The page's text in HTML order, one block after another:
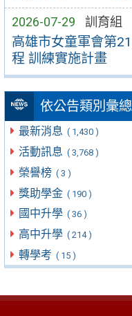
2026-07-29 訓育組
高雄市女童軍會第
程 訓練實施計畫
依公告類別彙總
最新消息 ( 1,430 )
活動訊息 ( 3,768 )
榮譽榜 ( 3 )
獎助學金 ( 190 )
國中升學 ( 36 )
高中升學 ( 214 )
轉學考 ( 15 )